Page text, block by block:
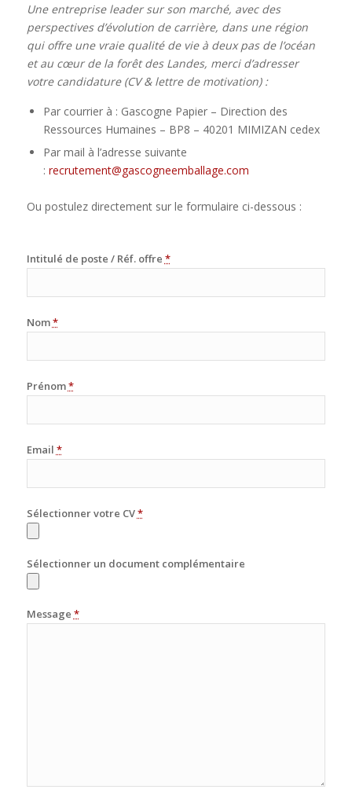
Une entreprise leader sur son marché, avec des
perspectives d’évolution de carrière, dans une région
qui offre une vraie qualité de vie à deux pas de l’océan
et au cœur de la forêt des Landes, merci d’adresser
votre candidature (CV & lettre de motivation) :
Par courrier à : Gascogne Papier – Direction des
Ressources Humaines – BP8 – 40201 MIMIZAN cedex
Par mail à l’adresse suivante
: recrutement@gascogneemballage.com
Ou postulez directement sur le formulaire ci-dessous :
Intitulé de poste / Réf. offre *
Nom*
Prénom*
Email *
Sélectionner votre CV*
Sélectionner un document complémentaire
Message *